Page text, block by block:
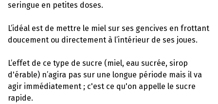
seringue en petites doses.
L’idéal est de mettre le miel sur ses gencives en frottant
doucement ou directement à l’intérieur de ses joues.
L’effet de ce type de sucre (miel, eau sucrée, sirop
d'érable) n’agira pas sur une longue période mais il va
agir immédiatement ; c'est ce qu'on appelle le sucre
rapide.